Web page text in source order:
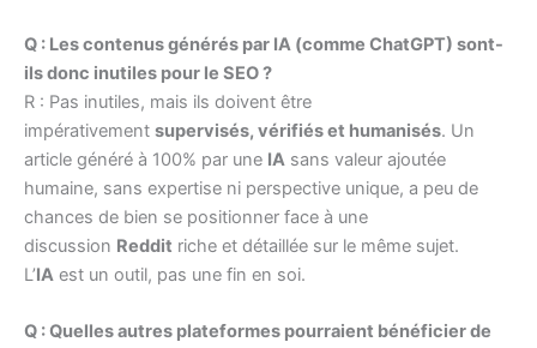
Q : Les contenus générés par IA (comme ChatGPT) sont-
ils donc inutiles pour le SEO ?
R : Pas inutiles, mais ils doivent être
impérativement supervisés, vérifiés et humanisés. Un
article généré à 100% par une IA sans valeur ajoutée
humaine, sans expertise ni perspective unique, a peu de
chances de bien se positionner face à une
discussion Reddit riche et détaillée sur le même sujet.
L’IA est un outil, pas une fin en soi.
Q : Quelles autres plateformes pourraient bénéficier de